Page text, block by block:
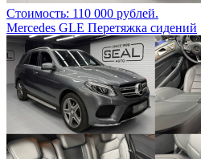
Стоимость: 110 000 рублей.
Mercedes GLE Перетяжка сидений